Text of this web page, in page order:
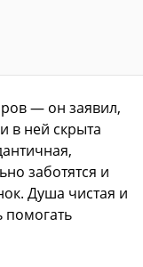
— он заявил,
в ней скрыта
заботятся и
Душа чистая и
помогать